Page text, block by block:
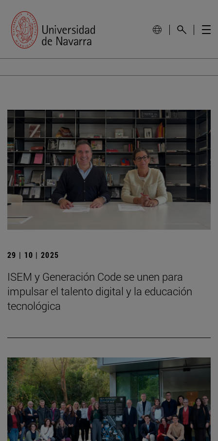
29 | 10 | 2025
ISEM y Generación Code se unen para
impulsar el talento digital y la educación
tecnológica